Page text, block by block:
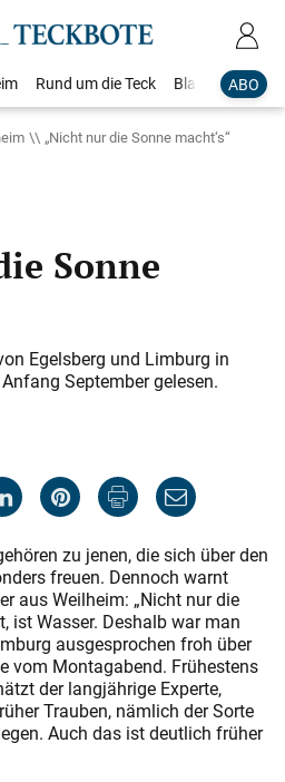
ABO
Rund um die Teck Blaulicht
„Nicht nur die Sonne macht‘s“
Sonne
Egelsberg und Limburg in
September gelesen.
zu jenen, die sich über den
freuen. Dennoch warnt
aus Weilheim: „Nicht nur die
ist Wasser. Deshalb war man
ausgesprochen froh über
vom Montagabend. Frühestens
der langjährige Experte,
Trauben, nämlich der Sorte
Auch das ist deutlich früher